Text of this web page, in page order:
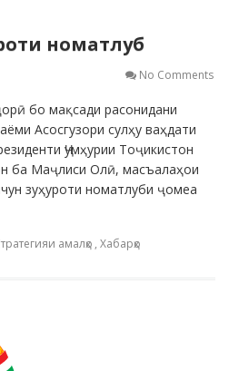
номатлуб
No Comments
бо мақсади расонидани
Асосгузори сулҳу ваҳдати
Ҷумҳурии Тоҷикистон
ба Маҷлиси Олӣ, масъалаҳои
зуҳуроти номатлуби ҷомеа
амалҳо , Хабарҳо